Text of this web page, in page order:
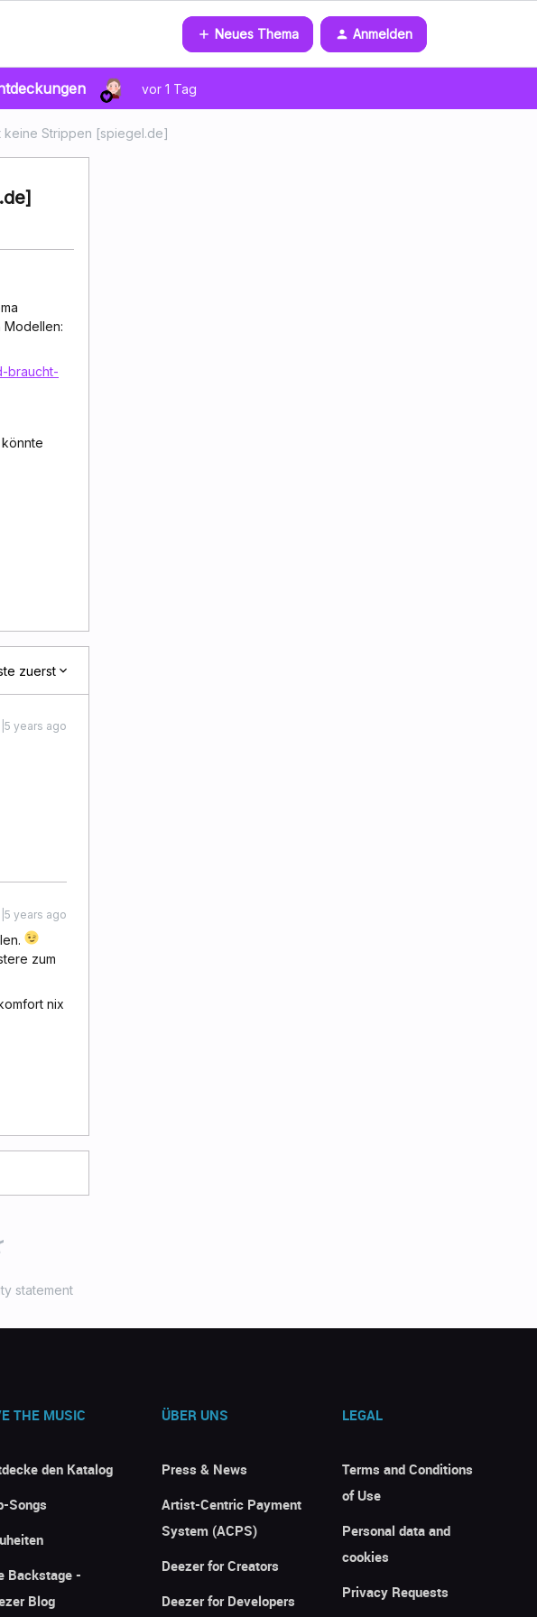
Neues Thema Anmelden
vor 1 Tag
keine Strippen [spiegel.de]
braucht-
zuerst
years ago
years ago
zum
nix
statement
THE MUSIC
den Katalog
Songs
Backstage -
Blog
ÜBER UNS
Press & News
Artist-Centric Payment
System (ACPS)
Deezer for Creators
Deezer for Developers
LEGAL
Terms and Conditions
of Use
Personal data and
cookies
Privacy Requests